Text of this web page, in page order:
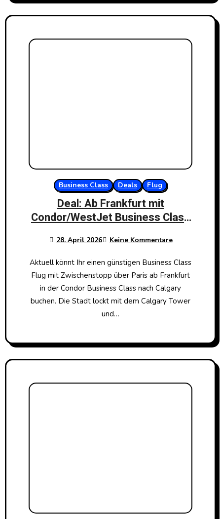
Business Class Deals Flug
Deal: Ab Frankfurt mit
Condor/WestJet Business Class
28. April 2026 Keine Kommentare
Aktuell könnt Ihr einen günstigen Business Class
Flug mit Zwischenstopp über Paris ab Frankfurt
in der Condor Business Class nach Calgary
buchen. Die Stadt lockt mit dem Calgary Tower
und…